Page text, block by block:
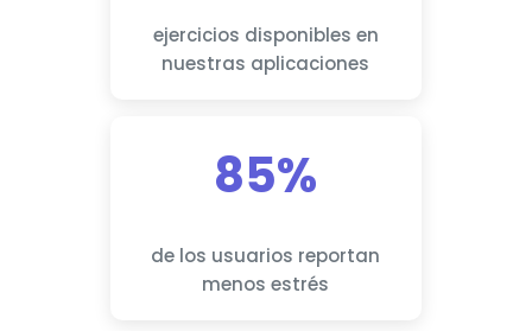
ejercicios disponibles en
nuestras aplicaciones
85%
de los usuarios reportan
menos estrés